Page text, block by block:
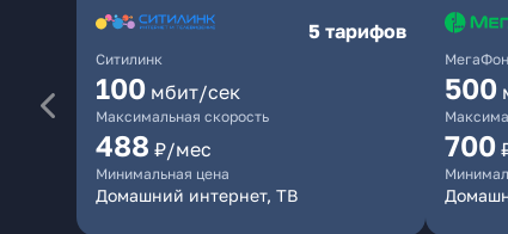
Ситилинк
5 тарифов
100 мбит/сек
Максимальная скорость
488 ₽/мес
Минимальная цена
Домашний интернет, ТВ
МегаФон
500
700